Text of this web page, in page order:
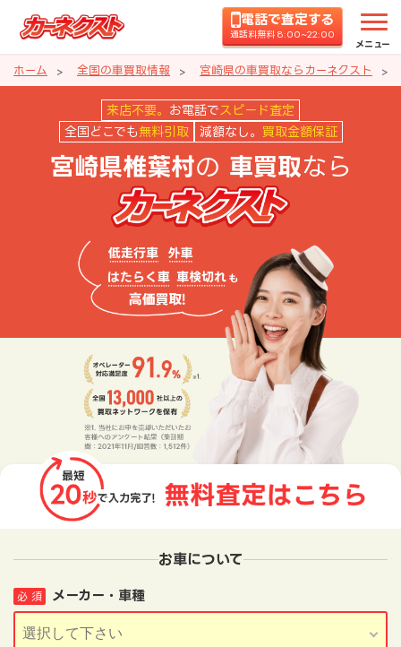
電話で査定する
通話料無料 8:00~22:00
メニュー
ホーム 全国の車買取情報 宮崎県の車買取ならカーネクスト
宮崎県椎葉村の車買取ならカー
来店不要。 お電話で スピード査定
全国どこでも 無料引取 減額なし。 買取金額保証
宮崎県椎葉村の 車買取なら
お車について
メーカー・車種
必 須